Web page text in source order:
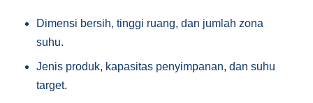
Dimensi bersih, tinggi ruang, dan jumlah zona
suhu.
Jenis produk, kapasitas penyimpanan, dan suhu
target.